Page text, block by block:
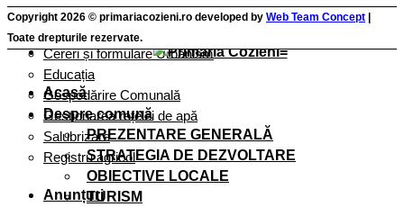
Cereri și formulare taxe și impozite
Cereri și Formulare Registru Agricol
Cereri și formulare Urbanism
Educația
Gospodărire Comunală
Gestionarea rețelei de apă
Salubrizare
Registru agricol
Anunțuri
Copyright 2026 © primariacozieni.ro developed by Web Team Concept
Toate drepturile rezervate.
Acasă
Despre comună
PREZENTARE GENERALĂ
STRATEGIA DE DEZVOLTARE
OBIECTIVE LOCALE
TURISM